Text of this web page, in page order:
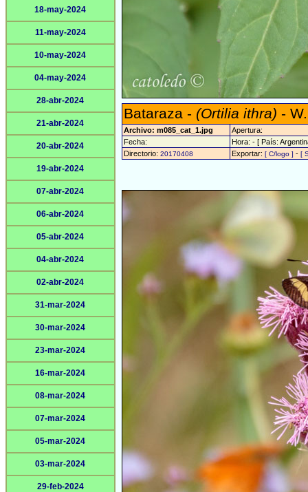
18-may-2024
11-may-2024
10-may-2024
04-may-2024
28-abr-2024
21-abr-2024
20-abr-2024
19-abr-2024
07-abr-2024
06-abr-2024
05-abr-2024
04-abr-2024
02-abr-2024
31-mar-2024
30-mar-2024
23-mar-2024
16-mar-2024
08-mar-2024
07-mar-2024
05-mar-2024
03-mar-2024
29-feb-2024
Bataraza - (Ortilia ithra) -
Archivo: m085_cat_1.jpg
Apertura:
Fecha:
Hora: - [ País:
Directorio: 20170408 Exportar: [ C/logo ] - [